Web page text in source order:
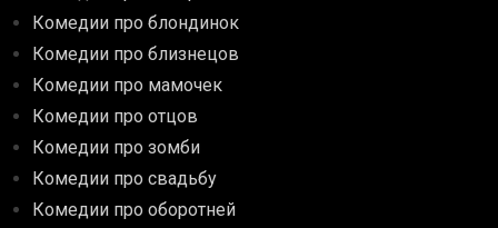
Комедии про блондинок
Комедии про близнецов
Комедии про мамочек
Комедии про отцов
Комедии про зомби
Комедии про свадьбу
Комедии про оборотней